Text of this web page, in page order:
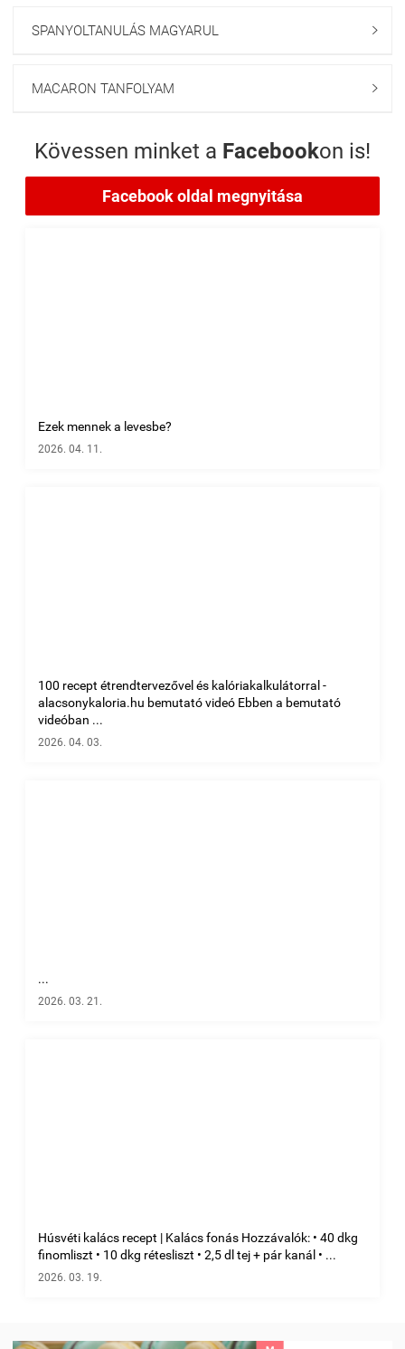
SPANYOLTANULÁS MAGYARUL 
MACARON TANFOLYAM 
Kövessen minket a Facebookon is!
Facebook oldal megnyitása
Ezek mennek a levesbe?
2026. 04. 11.
100 recept étrendtervezővel és kalóriakalkulátorral -
alacsonykaloria.hu bemutató videó Ebben a bemutató
videóban ...
2026. 04. 03.
...
2026. 03. 21.
Húsvéti kalács recept | Kalács fonás Hozzávalók: • 40 dkg
finomliszt • 10 dkg rétesliszt • 2,5 dl tej + pár kanál • ...
2026. 03. 19.